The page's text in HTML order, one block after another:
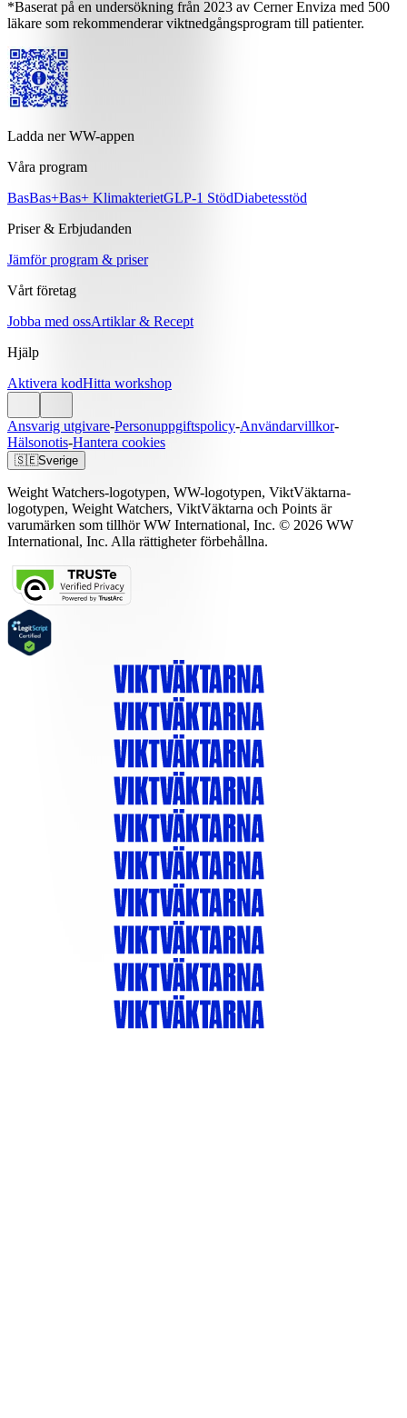
*Baserat på en undersökning från 2023 av Cerner Enviza med 500
läkare som rekommenderar viktnedgångsprogram till patienter.
Ladda ner WW-appen
Våra program
BasBas+Bas+ KlimakterietGLP-1 StödDiabetesstöd
Priser & Erbjudanden
Jämför program & priser
Vårt företag
Jobba med ossArtiklar & Recept
Hjälp
Aktivera kodHitta workshop
Ansvarig utgivare-Personuppgiftspolicy-Användarvillkor-
Hälsonotis-Hantera cookies
🇸🇪Sverige
Weight Watchers-logotypen, WW-logotypen, ViktVäktarna-
logotypen, Weight Watchers, ViktVäktarna och Points är
varumärken som tillhör WW International, Inc. © 2026 WW
International, Inc. Alla rättigheter förbehållna.